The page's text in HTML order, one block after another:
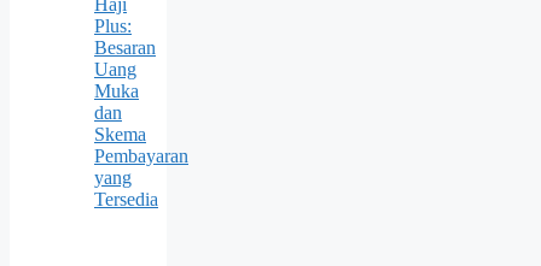
Haji
Plus:
Besaran
Uang
Muka
dan
Skema
Pembayaran
yang
Tersedia